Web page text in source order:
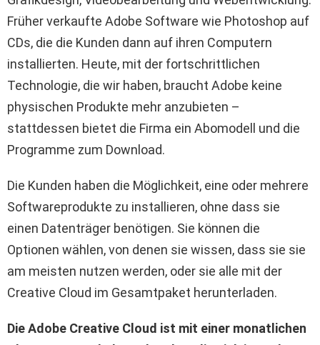
Früher verkaufte Adobe Software wie Photoshop auf
CDs, die die Kunden dann auf ihren Computern
installierten. Heute, mit der fortschrittlichen
Technologie, die wir haben, braucht Adobe keine
physischen Produkte mehr anzubieten –
stattdessen bietet die Firma ein Abomodell und die
Programme zum Download.
Die Kunden haben die Möglichkeit, eine oder mehrere
Softwareprodukte zu installieren, ohne dass sie
einen Datenträger benötigen. Sie können die
Optionen wählen, von denen sie wissen, dass sie sie
am meisten nutzen werden, oder sie alle mit der
Creative Cloud im Gesamtpaket herunterladen.
Die Adobe Creative Cloud ist mit einer monatlichen